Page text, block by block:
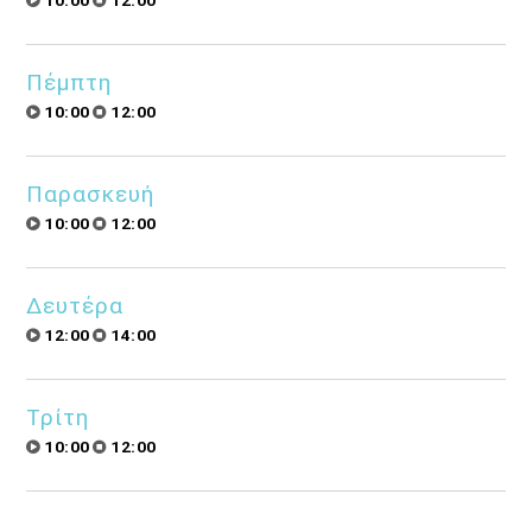
Πέμπτη
10:00 12:00
Παρασκευή
10:00 12:00
Δευτέρα
12:00 14:00
Τρίτη
10:00 12:00